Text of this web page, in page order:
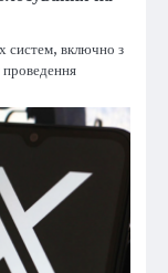
систем, включно з
проведення